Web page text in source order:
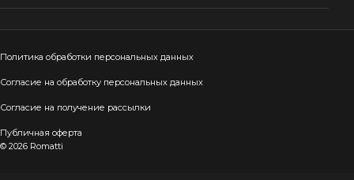
Политика обработки персональных данных
Согласие на обработку персональных данных
Согласие на получение рассылки
Публичная оферта
© 2026 Romatti